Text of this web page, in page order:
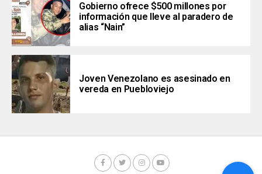
Gobierno ofrece $500 millones por
información que lleve al paradero de
alias “Nain”
Joven Venezolano es asesinado en
vereda en Puebloviejo